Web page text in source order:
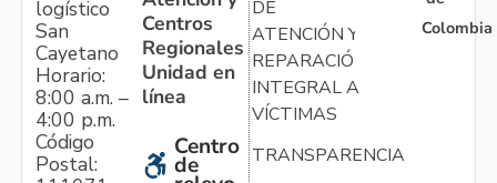
logístico
San
Cayetano
Horario:
8:00 a.m. –
4:00 p.m.
Código
Postal:
Centros
Regionales
Unidad en
línea
Centro
de
DE
ATENCIÓN Y
REPARACIÓN
INTEGRAL A
VÍCTIMAS
TRANSPARENCIA
Colombia